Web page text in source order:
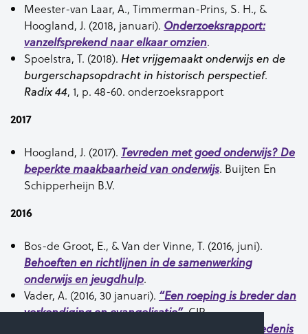
Meester-van Laar, A., Timmerman-Prins, S. H., &
Hoogland, J. (2018, januari). Onderzoeksrapport:
vanzelfsprekend naar elkaar omzien.
Spoelstra, T. (2018). Het vrijgemaakt onderwijs en de
burgerschapsopdracht in historisch perspectief.
Radix 44, 1, p. 48-60. onderzoeksrapport
2017
Hoogland, J. (2017). Tevreden met goed onderwijs? De
beperkte maakbaarheid van onderwijs. Buijten En
Schipperheijn B.V.
2016
Bos-de Groot, E., & Van der Vinne, T. (2016, juni).
Behoeften en richtlijnen in de samenwerking
onderwijs en jeugdhulp.
Vader, A. (2016, 30 januari). “Een roeping is breder dan
verkondiging en evangelisatie”. CIP.
Verbondsonderwijs. Geschiedenis